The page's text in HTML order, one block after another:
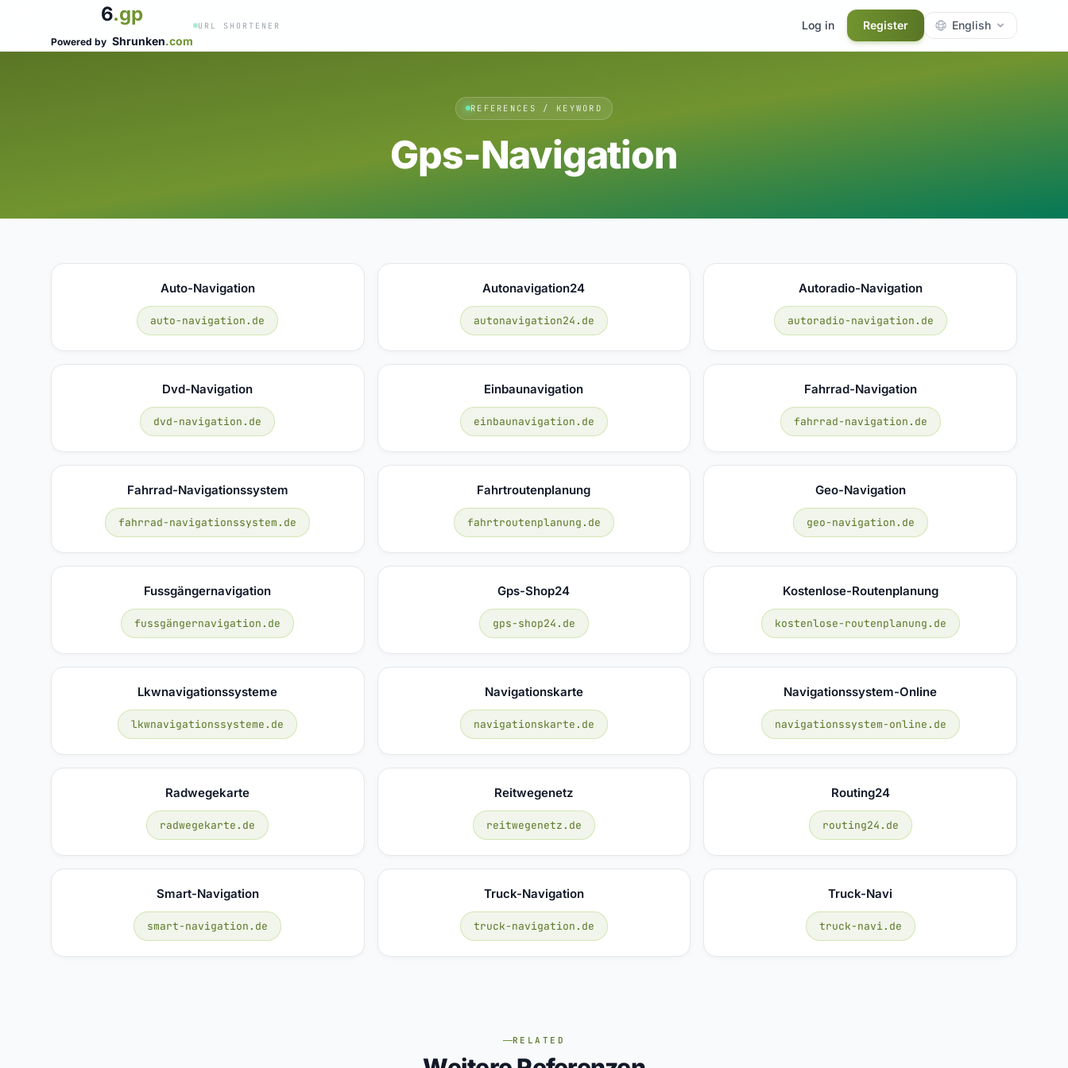
6.gp
Powered by Shrunken.com
URL SHORTENER Log in Register English
REFERENCES / KEYWORD
Gps-Navigation
Auto-Navigation
auto-navigation.de
Autonavigation24
autonavigation24.de
Autoradio-Navigation
autoradio-navigation.de
Dvd-Navigation
dvd-navigation.de
Einbaunavigation
einbaunavigation.de
Fahrrad-Navigation
fahrrad-navigation.de
Fahrrad-Navigationssystem
fahrrad-navigationssystem.de
Fahrtroutenplanung
fahrtroutenplanung.de
Geo-Navigation
geo-navigation.de
Fussgängernavigation
fussgängernavigation.de
Gps-Shop24
gps-shop24.de
Kostenlose-Routenplanung
kostenlose-routenplanung.de
Lkwnavigationssysteme
lkwnavigationssysteme.de
Navigationskarte
navigationskarte.de
Navigationssystem-Online
navigationssystem-online.de
Radwegekarte
radwegekarte.de
Reitwegenetz
reitwegenetz.de
Routing24
routing24.de
Smart-Navigation
smart-navigation.de
Truck-Navigation
truck-navigation.de
Truck-Navi
truck-navi.de
RELATED